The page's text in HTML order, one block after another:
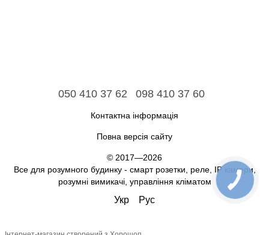
050 410 37 62 098 410 37 60
Контактна інформація
Повна версія сайту
© 2017—2026
Все для розумного будинку - смарт розетки, реле, IP камери,
розумні вимикачі, управління кліматом
Укр Рус